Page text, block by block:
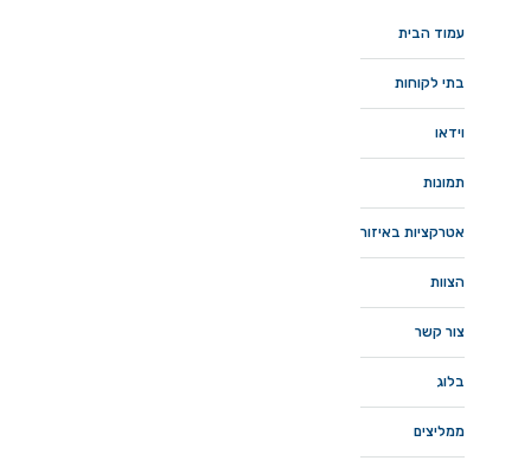
עמוד הבית
בתי לקוחות
וידאו
תמונות
אטרקציות באיזור
הצוות
צור קשר
בלוג
ממליצים